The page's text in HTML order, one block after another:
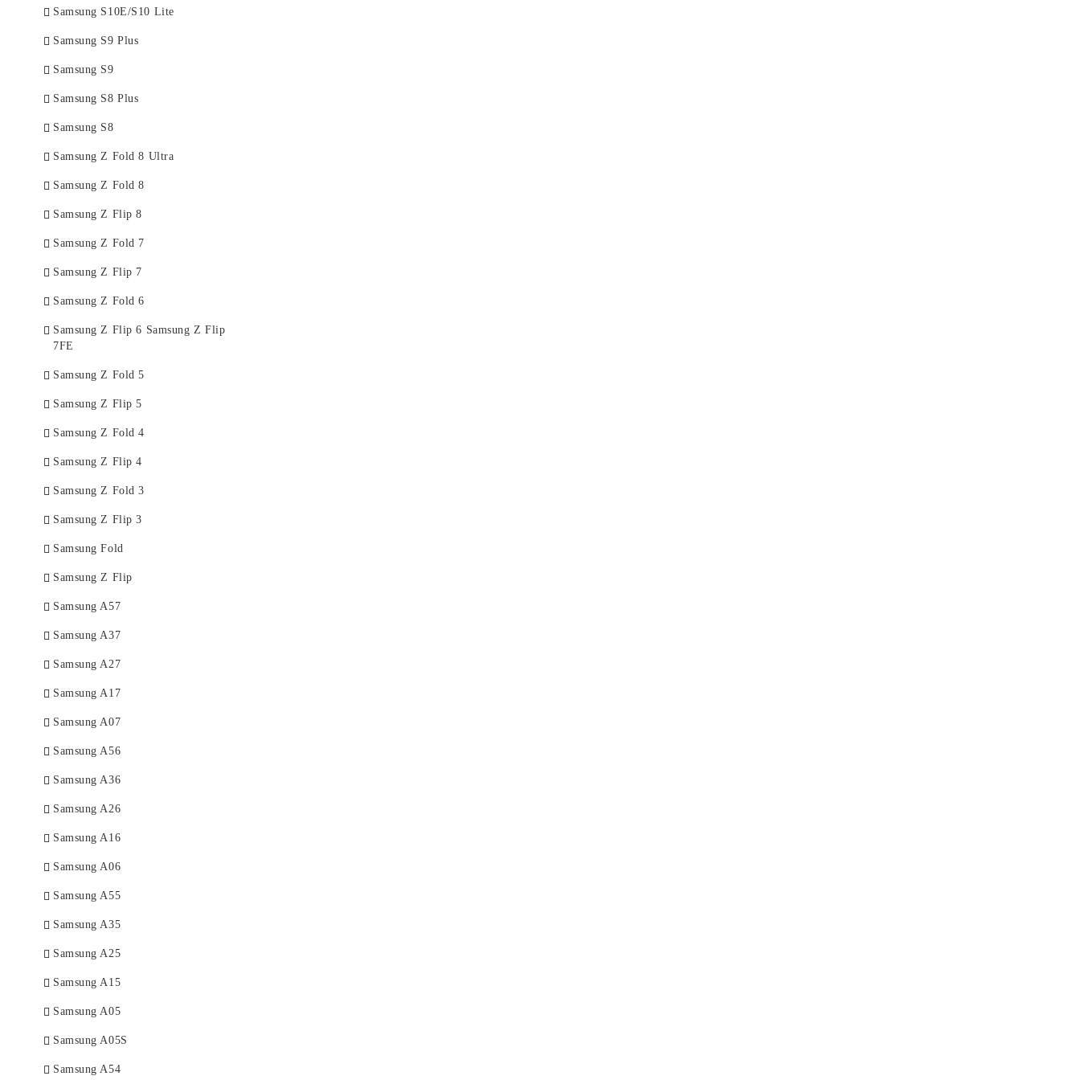
Samsung S10E/S10 Lite
Samsung S9 Plus
Samsung S9
Samsung S8 Plus
Samsung S8
Samsung Z Fold 8 Ultra
Samsung Z Fold 8
Samsung Z Flip 8
Samsung Z Fold 7
Samsung Z Flip 7
Samsung Z Fold 6
Samsung Z Flip 6 Samsung Z Flip
7FE
Samsung Z Fold 5
Samsung Z Flip 5
Samsung Z Fold 4
Samsung Z Flip 4
Samsung Z Fold 3
Samsung Z Flip 3
Samsung Fold
Samsung Z Flip
Samsung A57
Samsung A37
Samsung A27
Samsung A17
Samsung A07
Samsung A56
Samsung A36
Samsung A26
Samsung A16
Samsung A06
Samsung A55
Samsung A35
Samsung A25
Samsung A15
Samsung A05
Samsung A05S
Samsung A54